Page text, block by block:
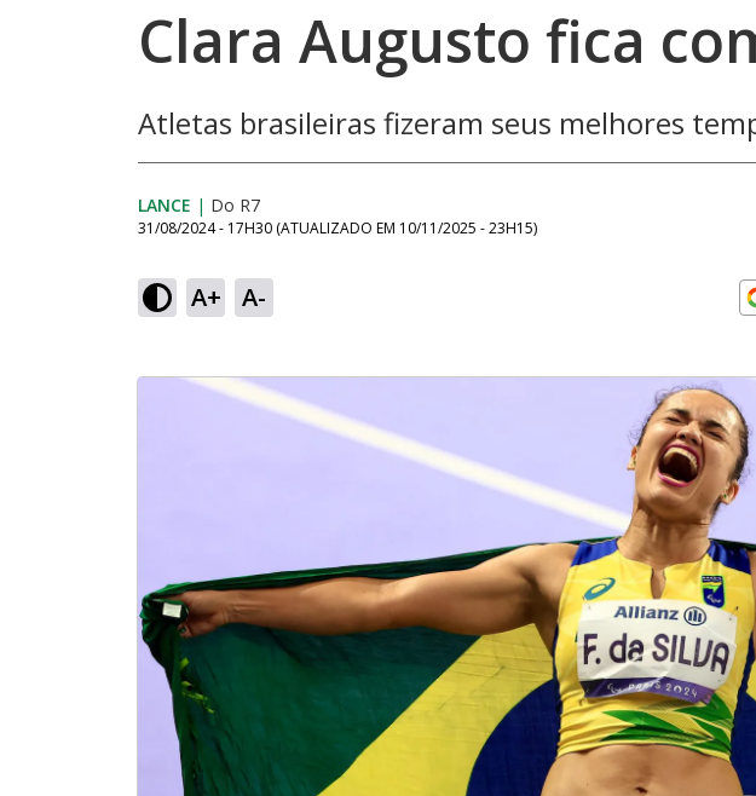
Clara Augusto fica
Atletas brasileiras fizeram seus melhores
LANCE | Do R7
31/08/2024 - 17H30 (ATUALIZADO EM 10/11/2025 - 23H15)
A+ A-